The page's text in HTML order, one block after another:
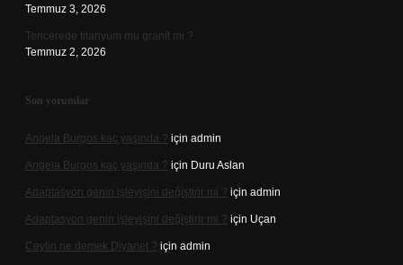
Temmuz 3, 2026
Tencerede titanyum mu granit mi ?
Temmuz 2, 2026
Son yorumlar
Angela Burgos kaç yaşında ? için admin
Angela Burgos kaç yaşında ? için Duru Aslan
Adaptasyon genin işleyişini değiştirir mi ? için admin
Adaptasyon genin işleyişini değiştirir mi ? için Uçan
Ceylin ne demek Diyanet ? için admin